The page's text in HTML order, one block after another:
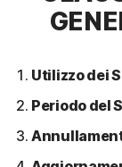
Utilizzo dei
Periodo del